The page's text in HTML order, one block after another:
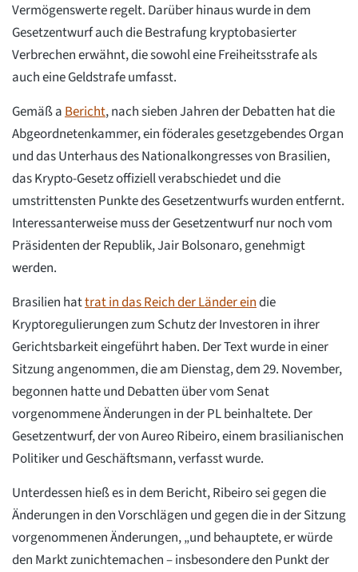
Vermögenswerte regelt. Darüber hinaus wurde in dem
Gesetzentwurf auch die Bestrafung kryptobasierter
Verbrechen erwähnt, die sowohl eine Freiheitsstrafe als
auch eine Geldstrafe umfasst.
Gemäß aBericht, nach sieben Jahren der Debatten hat die
Abgeordnetenkammer, ein föderales gesetzgebendes Organ
und das Unterhaus des Nationalkongresses von Brasilien,
das Krypto-Gesetz offiziell verabschiedet und die
umstrittensten Punkte des Gesetzentwurfs wurden entfernt.
Interessanterweise muss der Gesetzentwurf nur noch vom
Präsidenten der Republik, Jair Bolsonaro, genehmigt
werden.
Brasilien hattrat in das Reich der Länder eindie
Kryptoregulierungen zum Schutz der Investoren in ihrer
Gerichtsbarkeit eingeführt haben. Der Text wurde in einer
Sitzung angenommen, die am Dienstag, dem 29. November,
begonnen hatte und Debatten über vom Senat
vorgenommene Änderungen in der PL beinhaltete. Der
Gesetzentwurf, der von Aureo Ribeiro, einem brasilianischen
Politiker und Geschäftsmann, verfasst wurde.
Unterdessen hieß es in dem Bericht, Ribeiro sei gegen die
Änderungen in den Vorschlägen und gegen die in der Sitzung
vorgenommenen Änderungen, „und behauptete, er würde
den Markt zunichtemachen – insbesondere den Punkt der